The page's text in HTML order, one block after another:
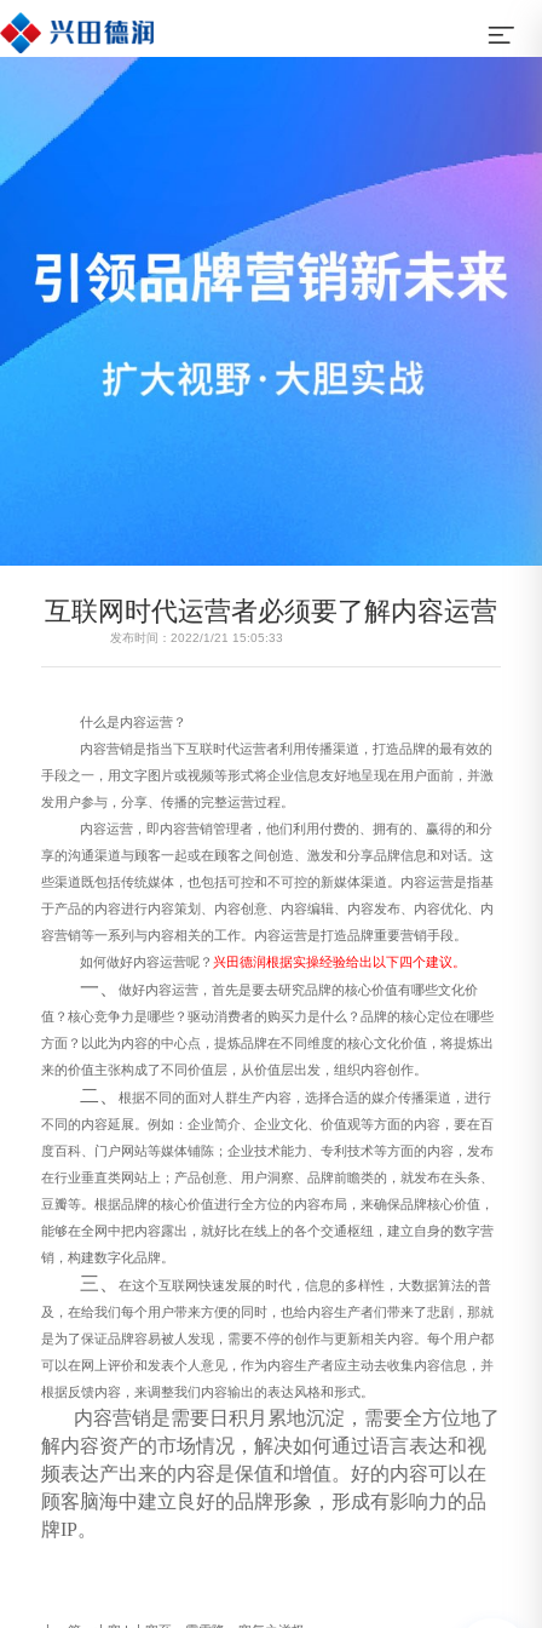
互联网时代运营者必须要了解内容运营
发布时间：2022/1/21 15:05:33
什么是内容运营？
内容营销是指当下互联时代运营者利用传播渠道，打造品牌的最有效的
手段之一 ， 用文字图片或视频等形式将企业信息友好地呈现在用户面前，并激
发用户参与，分享、传播的完整运营过程。
内容运营，即内容营销管理者，他们利用付费的、拥有的、赢得的和分
享的沟通渠道与顾客一起或在顾客之间创造、激发和分享品牌信息和对话。这
些渠道既包括传统媒体，也包括可控和不可控的新媒体渠道。内容运营是指基
于产品的内容进行内容策划、内容创意、内容编辑、内容发布、内容优化、内
容营销等一系列与内容相关的工作
内容运营是打造品牌重要营销手段。
如何做好内容运营呢？兴田德润根据实操经验给出以下四个建议。
一、做好内容运营，首先是要去研究品牌的核心价值有哪些文化价
值？核心竞争力是哪些？驱动消费者的购买力是什么？品牌的核心定位在哪些
方面？ 以此为内容的中心点 ，提炼品牌在不同维度的核心文化价值 ，将提炼出
来的价值主张构成了不同价值层，从价值层出发，组织内容创作。
二、根据不同的面对人群生产内容，选择合适的媒介传播渠道，进行
不同的内容延展。例如：企业简介、企业文化、价值观等方面的内容，要在百
度百科、门户网站等媒体铺陈；企业技术能力、专利技术等方面的内容，发布
在行业垂直类网站上；产品创意、用户洞察、品牌前瞻类的，就发布在头条、
豆瓣等。根据品牌的核心价值进行全方位的内容布局，来确保品牌核心价值，
能够在全网中把内容露出，就好比在线上的各个交通枢纽，建立自身的数字营
销，构建数字化品牌。
三、在这个互联网快速发展的时代，信息的多样性，大数据算法的普
及，在给我们每个用户带来方便的同时，也给内容生产者们带来了悲剧，那就
是为了保证品牌容易被人发现，需要不停的创作与更新相关内容。每个用户都
可以在网上评价和发表个人意见，作为内容生产者应主动去收集内容信息，并
根据反馈内容，来调整我们内容输出的表达风格和形式。
内容营销是需要日积月累地沉淀，需要全方位地了
解内容资产的市场情况，解决如何通过语言表达和视
频表达产出来的内容是保值和增值。好的内容可以在
顾客脑海中建立良好的品牌形象，形成有影响力的品
牌IP。